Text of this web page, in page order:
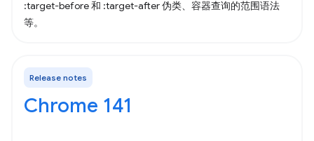
:target-before 和 :target-after 伪类、容器查询的范围语法
等。
Release notes
Chrome 141